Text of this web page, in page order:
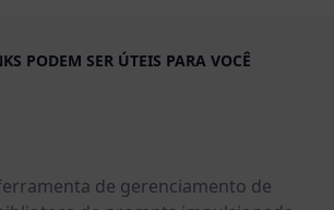
PODEM SER ÚTEIS PARA VOCÊ
de gerenciamento de